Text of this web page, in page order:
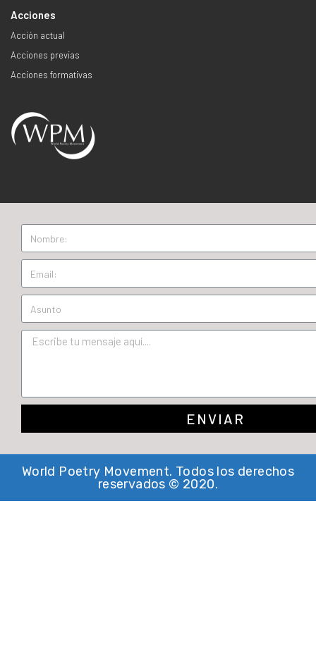
Acciones
Acción actual
Acciones previas
Acciones formativas
ENVIAR
World Poetry Movement. Todos los derechos
reservados © 2020.